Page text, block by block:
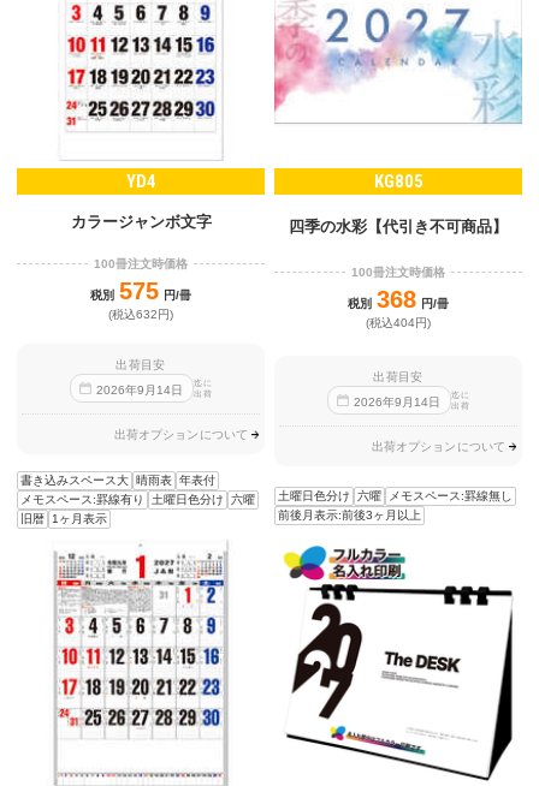
YD4
カラージャンボ文字
100冊注文時価格
税別 575 円/冊
(税込632円)
出荷目安
2026年9 月14日
迄に
出荷
出荷オプションについて
書き込みスペース大 晴雨表 年表付
メモスペース:罫線有り
土曜日色分け
六曜
旧暦 1ヶ月表示
KG805
四季の水彩【代引き不可商品】
100冊注文時価格
税別 368 円/冊
(税込404円)
出荷目安
2026年9 月 14日
迄に
出荷
出荷オプションについて
土曜日色分け 六曜
メモスペース:罫線無し
前後月表示:前後3ヶ月以上